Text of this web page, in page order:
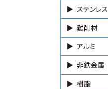
ステンレス
難削材
アルミ
非鉄金属
樹脂